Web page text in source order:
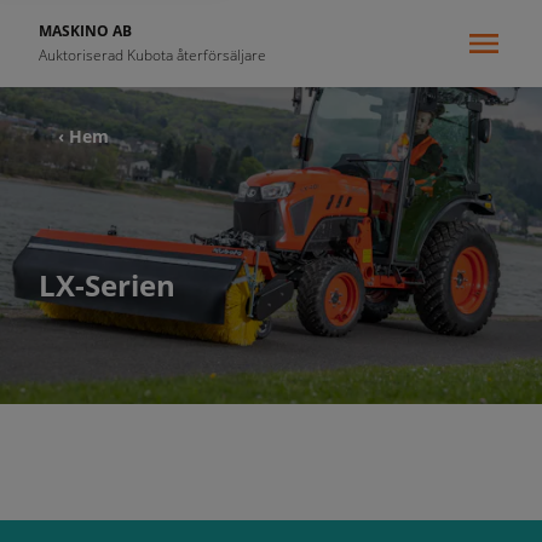
MASKINO AB
Auktoriserad Kubota återförsäljare
‹ Hem
LX-Serien